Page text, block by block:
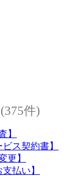
(375件)
】
ス契約書】
更】
払い】